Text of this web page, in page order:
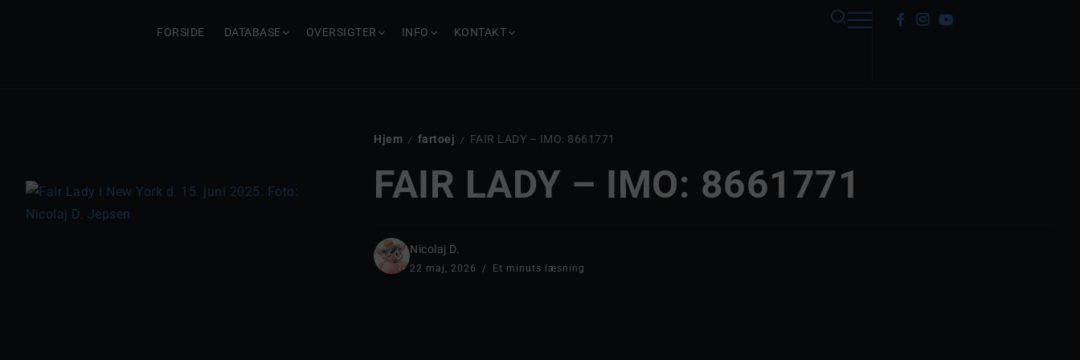
FORSIDE DATABASE OVERSIGTER INFO KONTAKT
Hjem / fartoej / FAIR LADY – IMO: 8661771
FAIR LADY – IMO: 8661771
Nicolaj D.
22 maj, 2026 Et minuts læsning